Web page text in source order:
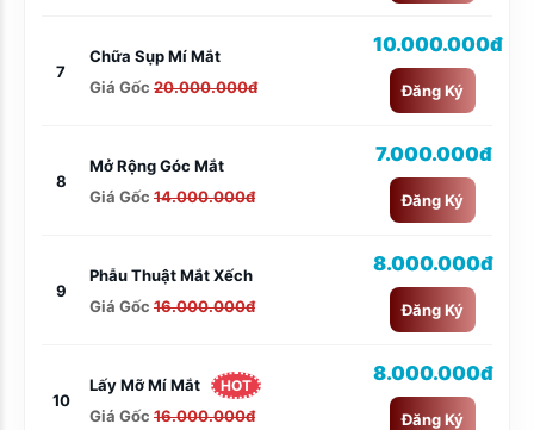
7
Chữa Sụp Mí Mắt
Giá Gốc 20.000.000đ
10.000.000đ
Đăng Ký
8
Mở Rộng Góc Mắt
Giá Gốc 14.000.000đ
7.000.000đ
Đăng Ký
9
Phẫu Thuật Mắt Xếch
Giá Gốc 16.000.000đ
8.000.000đ
Đăng Ký
10
Lấy Mỡ Mí Mắt HOT
Giá Gốc 16.000.000đ
8.000.000đ
Đăng Ký